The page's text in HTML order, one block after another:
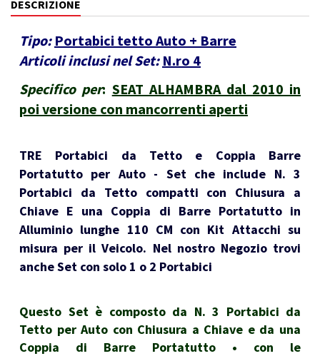
DESCRIZIONE
Tipo: Portabici tetto Auto + Barre
Articoli inclusi nel Set: N.ro 4
Specifico per: SEAT ALHAMBRA dal 2010 in
poi versione con mancorrenti aperti
TRE Portabici da Tetto e Coppia Barre
Portatutto per Auto - Set che include N. 3
Portabici da Tetto compatti con Chiusura a
Chiave E una Coppia di Barre Portatutto in
Alluminio lunghe 110 CM con Kit Attacchi su
misura per il Veicolo. Nel nostro Negozio trovi
anche Set con solo 1 o 2 Portabici
Questo Set è composto da N. 3 Portabici da
Tetto per Auto con Chiusura a Chiave e da una
Coppia di Barre Portatutto • con le